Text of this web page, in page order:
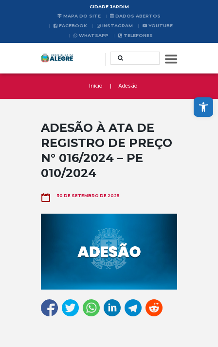
Abrir a barra de ferramentas
CIDADE JARDIM
MAPA DO SITE
DADOS ABERTOS
FACEBOOK
INSTAGRAM
YOUTUBE
WHATSAPP
TELEFONES
Início Adesão
ADESÃO À ATA DE
REGISTRO DE PREÇO
N° 016/2024 – PE
010/2024
30 DE SETEMBRO DE 2025